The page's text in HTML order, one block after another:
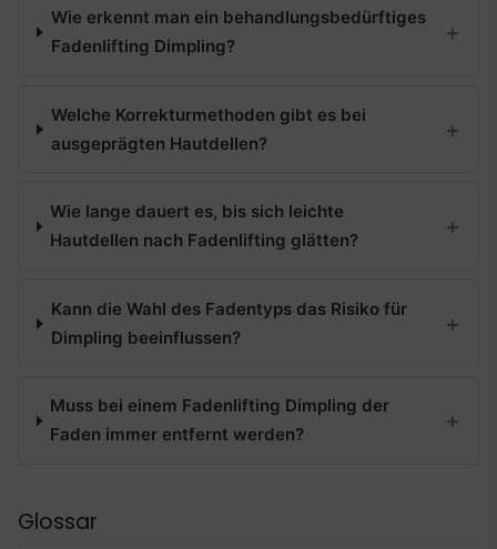
Wie erkennt man ein behandlungsbedürftiges
Fadenlifting Dimpling?
Welche Korrekturmethoden gibt es bei
ausgeprägten Hautdellen?
Wie lange dauert es, bis sich leichte
Hautdellen nach Fadenlifting glätten?
Kann die Wahl des Fadentyps das Risiko für
Dimpling beeinflussen?
Muss bei einem Fadenlifting Dimpling der
Faden immer entfernt werden?
Glossar